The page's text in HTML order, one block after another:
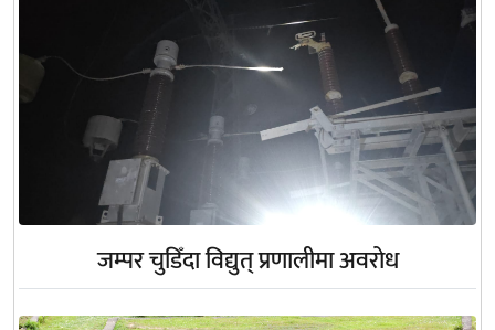
जम्पर चुडिँदा विद्युत् प्रणालीमा अवरोध